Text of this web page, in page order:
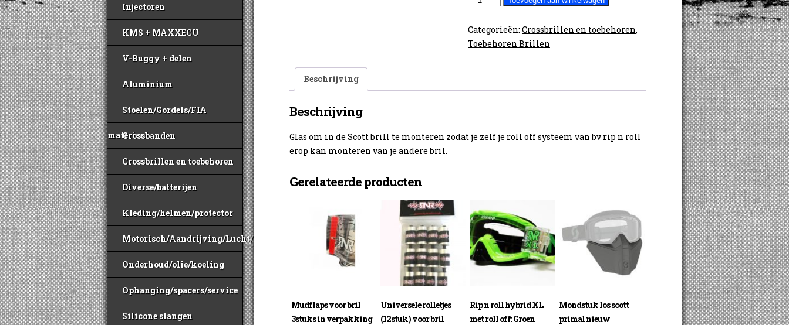
Injectoren
KMS + MAXXECU
V-Buggy + delen
Aluminium
Stoelen/Gordels/FIA
materiaal
Crossbanden
Crossbrillen en toebehoren
Diverse/batterijen
Kleding/helmen/protector
Motorisch/Aandrijving/Lucht/Benzine
Onderhoud/olie/koeling
Ophanging/spacers/service
Silicone slangen
voor
Scott
op
Categorieën: Crossbrillen en toebehoren,
Toebehoren Brillen
Beschrijving
Beschrijving
Glas om in de Scott brill te monteren zodat je zelf je roll off systeem van bv rip n roll
erop kan monteren van je andere bril.
Gerelateerde producten
Mudflaps voor bril
3stuks in verpakking
Universele rolletjes
(12stuk) voor bril
Rip n roll hybrid XL
met roll off: Groen
Mondstuk los scott
primal nieuw